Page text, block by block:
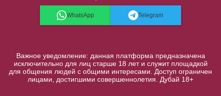
WhatsApp Telegram
Важное уведомление: данная платформа предназначена
исключительно для лиц старше 18 лет и служит площадкой
для общения людей с общими интересами. Доступ ограничен
лицами, достигшими совершеннолетия. Дубай 18+